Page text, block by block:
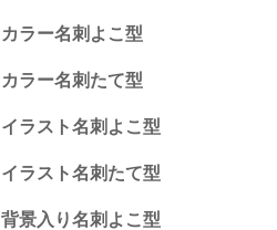
カラー名刺よこ型
カラー名刺たて型
イラスト名刺よこ型
イラスト名刺たて型
背景入り名刺よこ型